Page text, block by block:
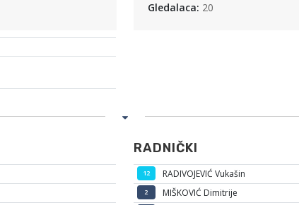
Gledalaca: 20
RADNIČKI
12 RADIVOJEVIĆ Vukašin
2 MIŠKOVIĆ Dimitrije